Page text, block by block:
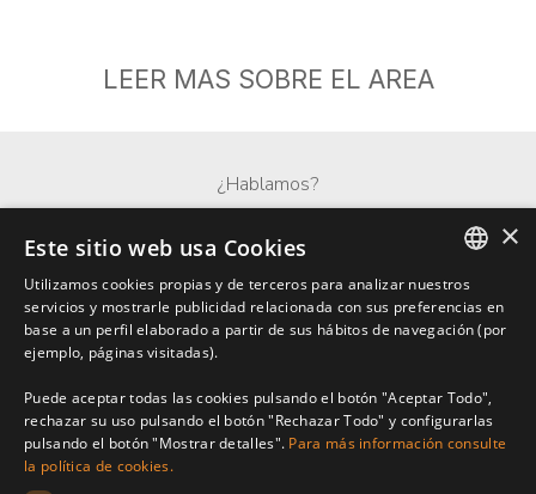
LEER MAS SOBRE EL AREA
¿Hablamos?
Whatsapp
ENGLISH
FRENCH
×
Este sitio web usa Cookies
Utilizamos cookies propias y de terceros para analizar nuestros
servicios y mostrarle publicidad relacionada con sus preferencias en
base a un perfil elaborado a partir de sus hábitos de navegación (por
ejemplo, páginas visitadas).
Puede aceptar todas las cookies pulsando el botón "Aceptar Todo",
rechazar su uso pulsando el botón "Rechazar Todo" y configurarlas
pulsando el botón "Mostrar detalles". Para más información consulte
la política de cookies.